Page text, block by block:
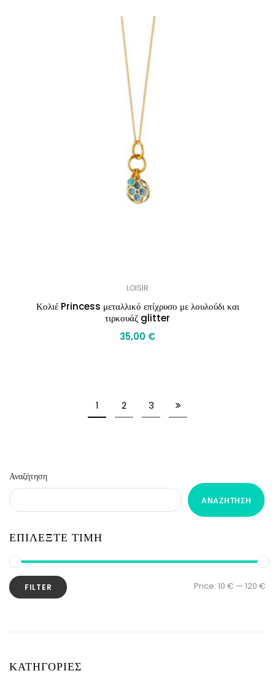
LOISIR
Κολιέ Princess μεταλλικό επίχρυσο με λουλούδι και
τιρκουάζ glitter
35,00 €
1 2 3
Αναζήτηση
ΑΝΑΖΉΤΗΣΗ
ΕΠΙΛΕΞΤΕ ΤΙΜΗ
FILTER Price: 10 € — 120 €
ΚΑΤΗΓΟΡΙΕΣ